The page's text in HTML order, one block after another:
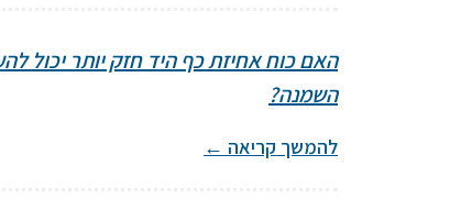
האם כוח אחיזת כף היד חזק יותר יכול
השמנה?
להמשך קריאה ←